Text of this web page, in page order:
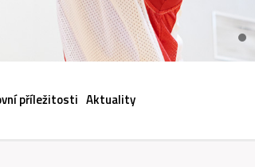
příležitosti Aktuality